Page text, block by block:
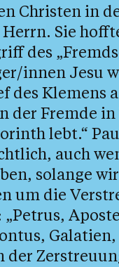
Christen in
Sie
des
innen Jesu
des Klemens
der Fremde
lebt.“
auch
solange
um die
Galatien,
der